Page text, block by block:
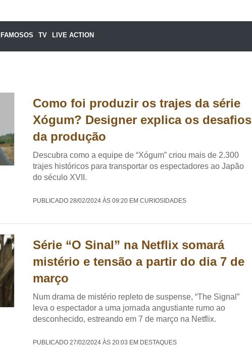
FAMOSOS TV LIVE ACTION
Como foi produzir os trajes da série
Xógum? Designer explica os desafios
da produção
Descubra como a equipe de “Xógum” criou mais de 2.300
trajes históricos para transportar os espectadores ao Japão
do século XVII.
PUBLICADO 28/02/2024 ÀS 09:20 EM CURIOSIDADES
Série “O Sinal” na Netflix somará
mistério e tensão a partir do dia 7 de
março
Num drama de mistério repleto de suspense, “The Signal”
leva o espectador a uma jornada angustiante rumo ao
desconhecido, estreando em 7 de março na Netflix.
PUBLICADO 27/02/2024 ÀS 20:03 EM DESTAQUES